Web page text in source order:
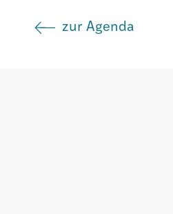
Atlas GRzur Agenda